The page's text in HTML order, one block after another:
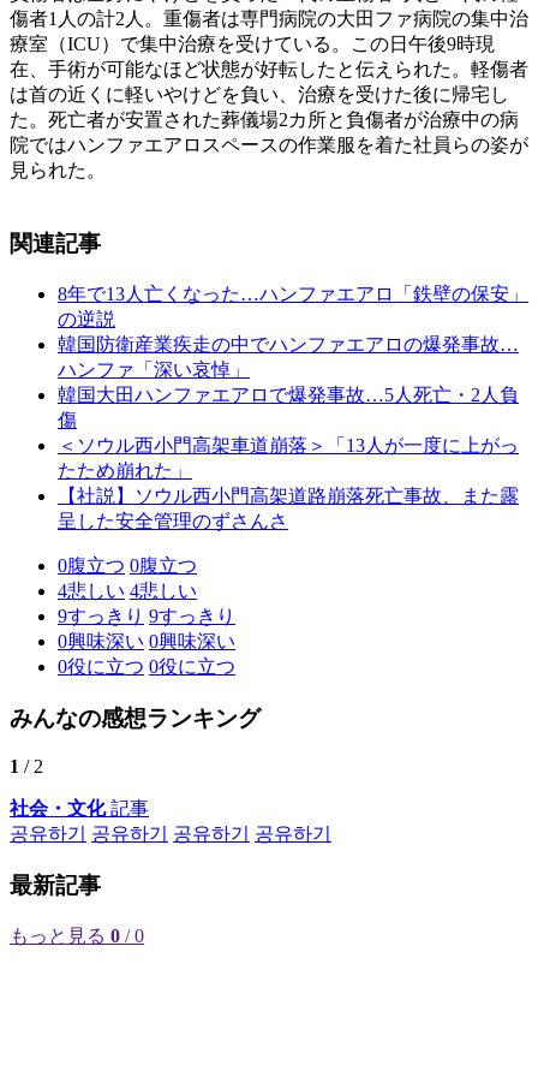
傷者1人の計2人。重傷者は専門病院の大田ファ病院の集中治
療室（ICU）で集中治療を受けている。この日午後9時現
在、手術が可能なほど状態が好転したと伝えられた。軽傷者
は首の近くに軽いやけどを負い、治療を受けた後に帰宅し
た。死亡者が安置された葬儀場2カ所と負傷者が治療中の病
院ではハンファエアロスペースの作業服を着た社員らの姿が
見られた。
関連記事
8年で13人亡くなった…ハンファエアロ「鉄壁の保安」
の逆説
韓国防衛産業疾走の中でハンファエアロの爆発事故…
ハンファ「深い哀悼」
韓国大田ハンファエアロで爆発事故…5人死亡・2人負
傷
＜ソウル西小門高架車道崩落＞「13人が一度に上がっ
たため崩れた」
【社説】ソウル西小門高架道路崩落死亡事故、また露
呈した安全管理のずさんさ
0腹立つ 0腹立つ
4悲しい 4悲しい
9すっきり 9すっきり
0興味深い 0興味深い
0役に立つ 0役に立つ
みんなの感想ランキング
1 / 2
社会・文化記事
공유하기
공유하기 공유하기 공유하기
最新記事
もっと見る 0 / 0